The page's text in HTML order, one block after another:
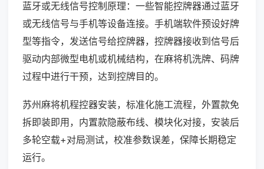
蓝牙或无线信号控制原理：一些智能控牌器通过蓝牙
或无线信号与手机等设备连接。手机端软件预设好牌
型等指令，发送信号给控牌器，控牌器接收到信号后
驱动内部微型电机或机械结构，在麻将机洗牌、码牌
过程中进行干预，达到控牌目的。
苏州麻将机程控器安装，标准化施工流程，外置款免
拆即装即用，内置款隐蔽布线、模块化对接，安装后
多轮空载+对局测试，校准参数误差，保障长期稳定
运行。